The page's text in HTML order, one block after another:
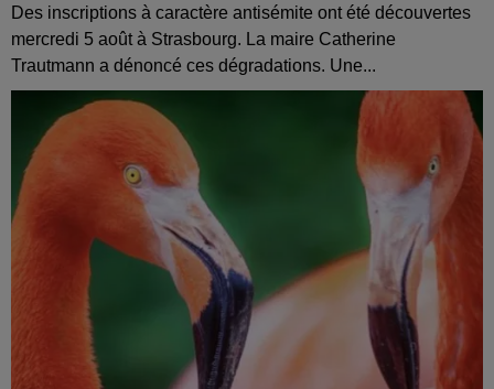
Des inscriptions à caractère antisémite ont été découvertes
mercredi 5 août à Strasbourg. La maire Catherine
Trautmann a dénoncé ces dégradations. Une...